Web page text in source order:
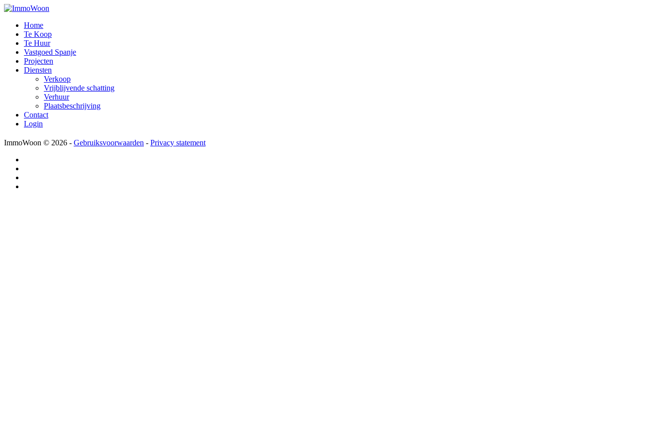
Home
Te Koop
Te Huur
Vastgoed Spanje
Projecten
Diensten
Verkoop
Vrijblijvende schatting
Verhuur
Plaatsbeschrijving
Contact
Login
ImmoWoon © 2026 - Gebruiksvoorwaarden - Privacy statement